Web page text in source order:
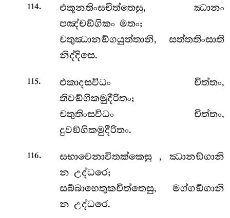
114.
එකූනතිංසචිත්තෙසු, ඣානං
පඤ්චඞ්ගිකං මතං;
චතුඣානඞ්ගයුත්තානි, සත්තතිංසාති
නිද්දිසෙ.
115.
එකාදසවිධං චිත්තං,
තිවඞ්ගිකමුදීරිතං;
චතුතිංසවිධං චිත්තං,
දුවඞ්ගිකමුදීරිතං.
116. සභාවෙනාවිතක්කෙසු, ඣානඞ්ගානි
න උද්ධරෙ;
සබ්බාහෙතුකචිත්තෙසු, මග්ගඞ්ගානි
න උද්ධරෙ.